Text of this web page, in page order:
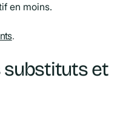
en moins.
.
substituts et